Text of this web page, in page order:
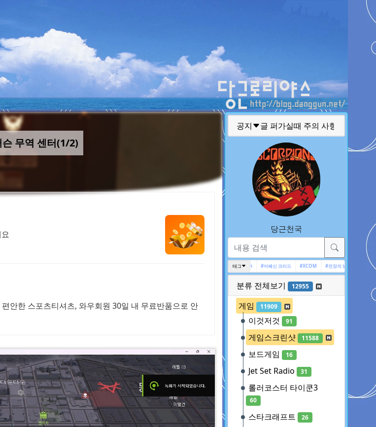
공지 글 퍼가실때 주의 사항
당근천국
태그#어쎄신 크리드 #XCOM #전장의 발큐리아 4 #Ghost
분류 전체보기 12955
게임 11909
이것저것 91
게임스크린샷 11588
보드게임 16
Jet Set Radio 31
롤러코스터 타이쿤3
60
스타크래프트 26
무역 센터(1/2)
안한 스포츠티셔츠, 와우회원 30일 내 무료반품으로 안